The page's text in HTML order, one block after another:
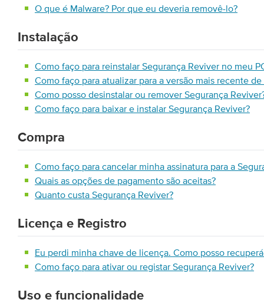
O que é Malware? Por que eu deveria removê-lo?
Instalação
Como faço para reinstalar Segurança Reviver no meu
Como faço para atualizar para a versão mais recente
Como posso desinstalar ou remover Segurança
Como faço para baixar e instalar Segurança Reviver?
Compra
Como faço para cancelar minha assinatura para a
Quais as opções de pagamento são aceitas?
Quanto custa Segurança Reviver?
Licença e Registro
Eu perdi minha chave de licença. Como posso
Como faço para ativar ou registar Segurança Reviver?
Uso e funcionalidade